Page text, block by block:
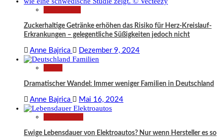
Zuckerhaltige Getränke erhöhen das Risiko für Herz-Kreislauf-
Erkrankungen – gelegentliche Süßigkeiten jedoch nicht
Anne Bajrica Dezember 9, 2024
Dramatischer Wandel: Immer weniger Familien in Deutschland
Anne Bajrica Mai 16, 2024
Ewige Lebensdauer von Elektroautos? Nur wenn Hersteller es so